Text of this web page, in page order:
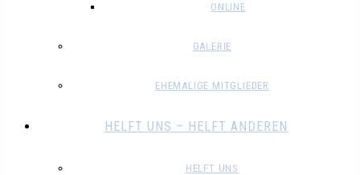
ONLINE
GALERIE
EHEMALIGE MITGLIEDER
HELFT UNS – HELFT ANDEREN
HELFT UNS